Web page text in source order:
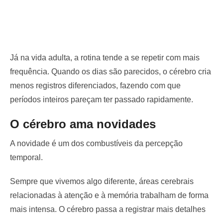
Já na vida adulta, a rotina tende a se repetir com mais
frequência. Quando os dias são parecidos, o cérebro cria
menos registros diferenciados, fazendo com que
períodos inteiros pareçam ter passado rapidamente.
O cérebro ama novidades
A novidade é um dos combustíveis da percepção
temporal.
Sempre que vivemos algo diferente, áreas cerebrais
relacionadas à atenção e à memória trabalham de forma
mais intensa. O cérebro passa a registrar mais detalhes